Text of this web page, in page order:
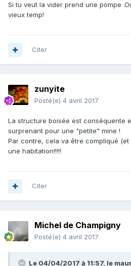
Si tu veut la vider prend une pompe
vieux temp!
Citer
zunyite
Posté(e) 4 avril 2017
La structure boisée est conséquente
surprenant pour une "petite" mine !
Par contre, cela va être compliqué
une habitation!!!!!
Citer
Michel de Champigny
Posté(e) 4 avril 2017
Le 04/04/2017 à 11:57, le